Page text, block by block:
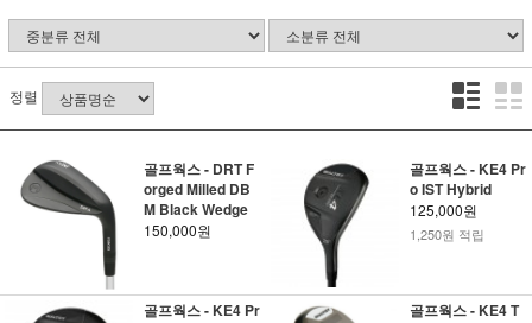
정렬
골프웍스 - DRT F
orged Milled DB
M Black Wedge
150,000원
골프웍스 - KE4 Pr
o IST Hybrid
125,000원
1,250원 적립
골프웍스 - KE4 Pr
골프웍스 - KE4 T